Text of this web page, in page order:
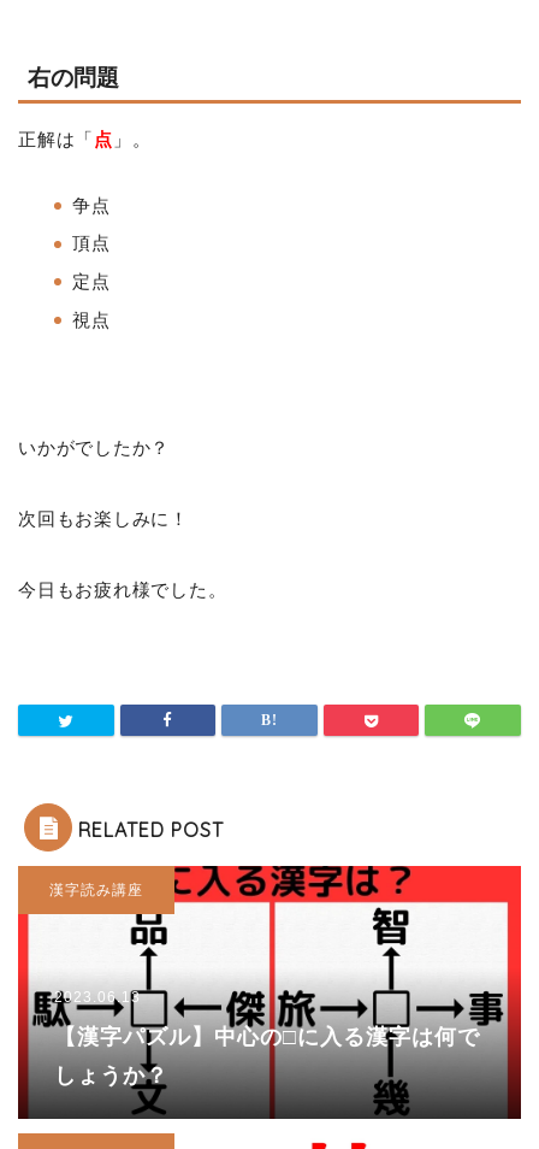
右の問題
正解は「 点 」。
争点
頂点
定点
視点
いかがでしたか？
次回もお楽しみに！
今日もお疲れ様でした。
RELATED POST
漢字読み講座
2023.06.13
【漢字パズル】中心の□に入る漢字は何で
しょうか？